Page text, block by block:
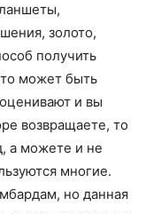
золото,
получить
может быть
и вы
возвращаете, то
а можете и не
многие.
но данная